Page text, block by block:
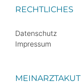
RECHTLICHES
Datenschutz
Impressum
MEINARZTAKUT